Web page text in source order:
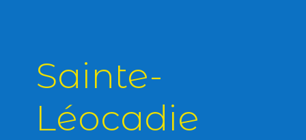
Sainte-
Léocadie